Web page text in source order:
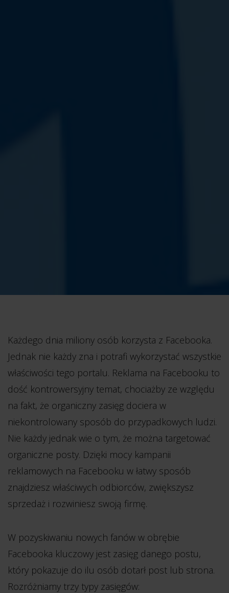
Każdego dnia miliony osób korzysta z Facebooka.
Jednak nie każdy zna i potrafi wykorzystać wszystkie
właściwości tego portalu. Reklama na Facebooku to
dość kontrowersyjny temat, chociażby ze względu
na fakt, że organiczny zasięg dociera w
niekontrolowany sposób do przypadkowych ludzi.
Nie każdy jednak wie o tym, że można targetować
organiczne posty. Dzięki mocy kampanii
reklamowych na Facebooku w łatwy sposób
znajdziesz właściwych odbiorców, zwiększysz
sprzedaż i rozwiniesz swoją firmę.
W pozyskiwaniu nowych fanów w obrębie
Facebooka kluczowy jest zasięg danego postu,
który pokazuje do ilu osób dotarł post lub strona.
Rozróżniamy trzy typy zasięgów: